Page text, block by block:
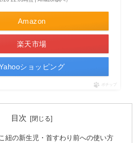
Amazon
楽天市場
ショッピング
ポチップ
目次
紐の新生児・首すわり前への使い方